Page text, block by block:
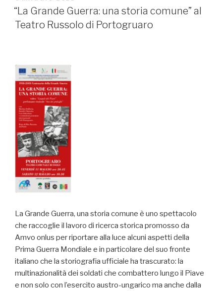
IL
“La Grande Guerra: una storia comune” al
Teatro Russolo di Portogruaro
La Grande Guerra, una storia comune è uno spettacolo
che raccoglie il lavoro di ricerca storica promosso da
Amvo onlus per riportare alla luce alcuni aspetti della
Prima Guerra Mondiale e in particolare del suo fronte
italiano che la storiografia ufficiale ha trascurato: la
multinazionalità dei soldati che combattero lungo il Piave
e non solo con l’esercito austro-ungarico ma anche dalla